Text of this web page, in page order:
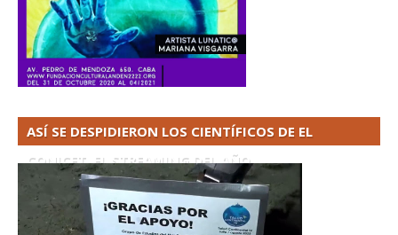
ASÍ SE DESPIDIERON LOS CIENTÍFICOS DE EL
CONICET. EL STREAMING DEL AÑO